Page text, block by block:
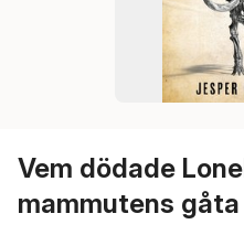
Vem dödade
mammutens gåta